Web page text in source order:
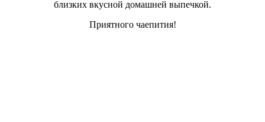
близких вкусной домашней выпечкой.
Приятного чаепития!